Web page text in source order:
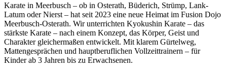
Karate in Meerbusch – ob in Osterath, Büderich, Strümp, Lank-
Latum oder Nierst – hat seit 2023 eine neue Heimat im Fusion Dojo
Meerbusch-Osterath. Wir unterrichten Kyokushin Karate – das
stärkste Karate – nach einem Konzept, das Körper, Geist und
Charakter gleichermaßen entwickelt. Mit klarem Gürtelweg,
Mattengesprächen und hauptberuflichen Vollzeittrainern – für
Kinder ab 3 Jahren bis zu Erwachsenen.